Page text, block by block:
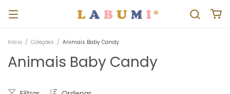
Início / Coleções / Animais Baby Candy
Animais Baby Candy